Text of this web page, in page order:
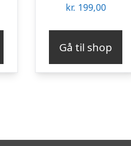
kr. 199,00
Gå til shop